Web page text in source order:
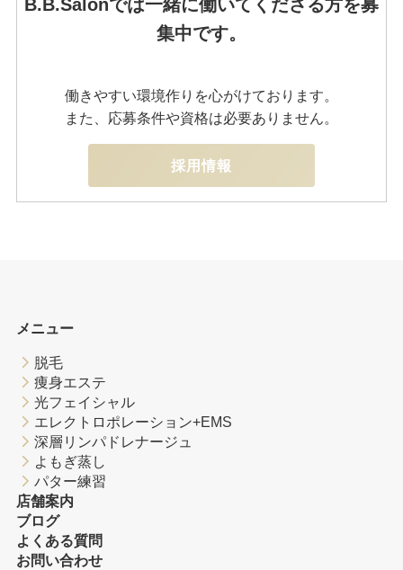
B.B.Salonでは一緒に働いてくださる方を募
集中です。
働きやすい環境作りを心がけております。
また、応募条件や資格は必要ありません。
採用情報
メニュー
脱毛
痩身エステ
光フェイシャル
エレクトロポレーション+EMS
深層リンパドレナージュ
よもぎ蒸し
パター練習
店舗案内
ブログ
よくある質問
お問い合わせ